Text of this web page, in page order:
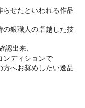
らせたといわれる作品
の銀職人の卓越した技
出来、
ンディションで
へお奨めしたい逸品